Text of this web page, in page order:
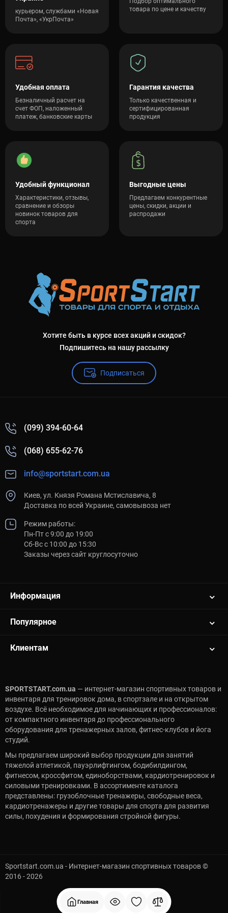
Главная
курьером, службами «Новая
Почта», «УкрПочта»
товара по цене и качеству
Удобная оплата
Безналичный расчет на
счет ФОП, наложенный
платеж, банковские карты
Гарантия качества
Только качественная и
сертифицированная
продукция
Удобный функционал
Характеристики, отзывы,
сравнение и обзоры
новинок товаров для
спорта
Выгодные цены
Предлагаем конкурентные
цены, скидки, акции и
распродажи
Хотите быть в курсе всех акций и скидок?
Подпишитесь на нашу рассылку
Подписаться
(099) 394-60-64
(068) 655-62-76
info@sportstart.com.ua
Киев, ул. Князя Романа Мстиславича, 8
Доставка по всей Украине, самовывоза нет
Режим работы:
Пн-Пт с 9:00 до 19:00
Сб-Вс с 10:00 до 15:30
Заказы через сайт круглосуточно
Информация
Популярное
Клиентам
SPORTSTART.com.ua — интернет-магазин спортивных товаров и
инвентаря для тренировок дома, в спортзале и на открытом
воздухе. Всё необходимое для начинающих и профессионалов:
от компактного инвентаря до профессионального
оборудования для тренажерных залов, фитнес-клубов и йога
студий.
Мы предлагаем широкий выбор продукции для занятий
тяжелой атлетикой, пауэрлифтингом, бодибилдингом,
фитнесом, кроссфитом, единоборствами, кардиотренировок и
силовыми тренировками. В ассортименте каталога
представлены: грузоблочные тренажеры, свободные веса,
кардиотренажеры и другие товары для спорта для развития
силы, похудения и формирования стройной фигуры.
Sportstart.com.ua - Интернет-магазин спортивных товаров ©
2016 - 2026